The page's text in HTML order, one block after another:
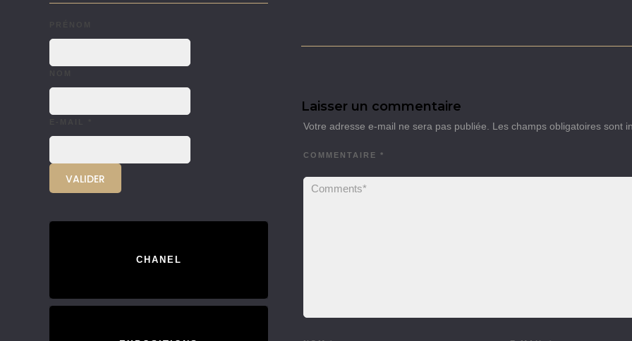
Laisser un commentaire
Votre adresse e-mail ne sera pas publiée. Les champs obligatoires sont
COMMENTAIRE *
CHANEL